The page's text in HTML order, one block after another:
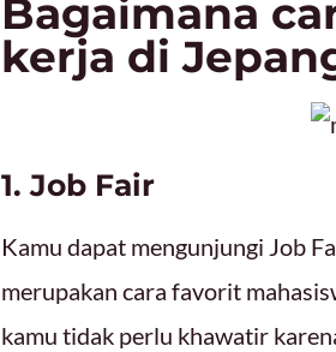
Bagaimana
kerja di
1. Job Fair
Kamu dapat mengunjungi Job
merupakan cara favorit
kamu tidak perlu khawatir